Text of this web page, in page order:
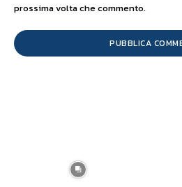
prossima volta che commento.